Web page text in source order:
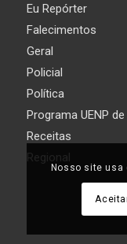
Eu Repórter
Falecimentos
Geral
Policial
Política
Programa UENP
Receitas
Regional
Nosso site usa